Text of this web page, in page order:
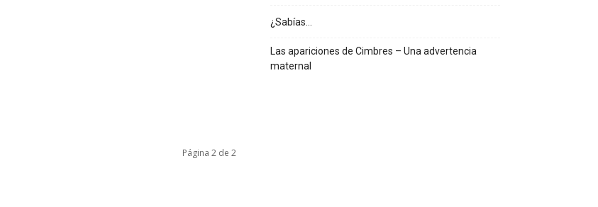
Página 2 de 2
¿Sabías…
Las apariciones de Cimbres – Una advertencia
maternal